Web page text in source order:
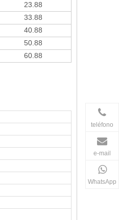
23.88
33.88
40.88
50.88
60.88
teléfono
e-mail
WhatsApp